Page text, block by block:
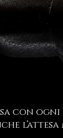
con ogni